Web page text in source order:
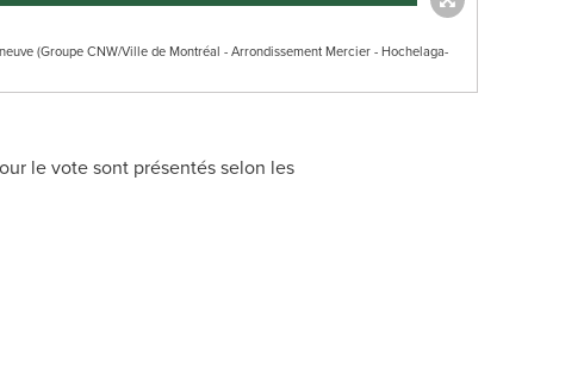
(Groupe CNW/Ville de Montréal - Arrondissement Mercier - Hochelaga-
le vote sont présentés selon les